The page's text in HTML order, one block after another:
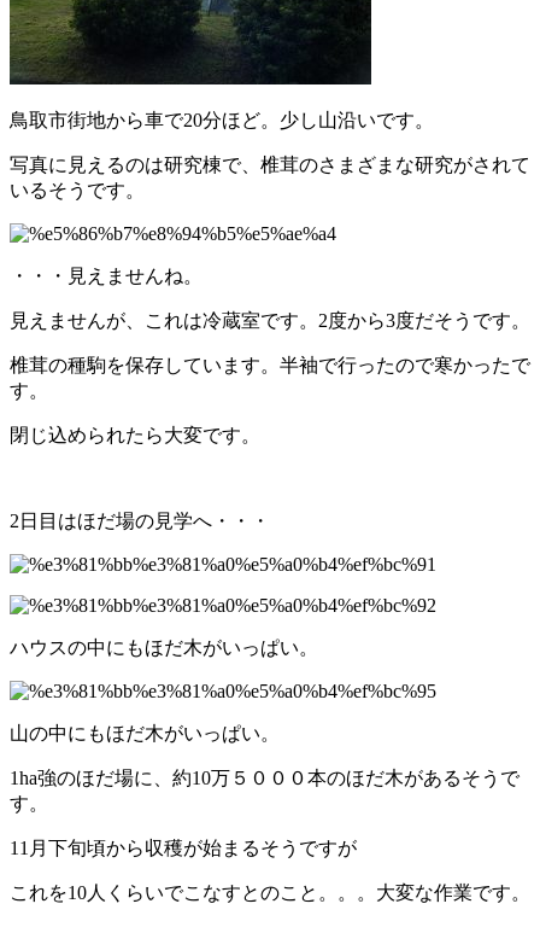
鳥取市街地から車で20分ほど。少し山沿いです。
写真に見えるのは研究棟で、椎茸のさまざまな研究がされて
いるそうです。
・・・見えませんね。
見えませんが、これは冷蔵室です。2度から3度だそうです。
椎茸の種駒を保存しています。半袖で行ったので寒かったで
す。
閉じ込められたら大変です。
2日目はほだ場の見学へ・・・
ハウスの中にもほだ木がいっぱい。
山の中にもほだ木がいっぱい。
1ha強のほだ場に、約10万５０００本のほだ木があるそうで
す。
11月下旬頃から収穫が始まるそうですが
これを10人くらいでこなすとのこと。。。大変な作業です。